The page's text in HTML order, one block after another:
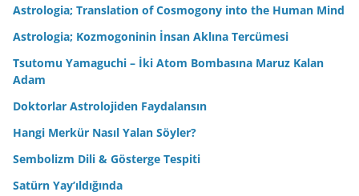
Astrologia; Translation of Cosmogony into the Human Mind
Astrologia; Kozmogoninin İnsan Aklına Tercümesi
Tsutomu Yamaguchi – İki Atom Bombasına Maruz Kalan
Adam
Doktorlar Astrolojiden Faydalansın
Hangi Merkür Nasıl Yalan Söyler?
Sembolizm Dili & Gösterge Tespiti
Satürn Yay’ıldığında